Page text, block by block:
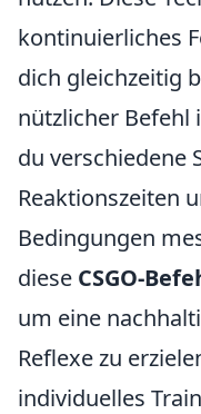
kontinuierliches
dich gleichzeitig
nützlicher Befehl
du verschiedene
Reaktionszeiten
Bedingungen
diese CSGO-
um eine
Reflexe zu
individuelles